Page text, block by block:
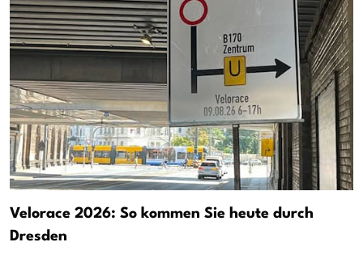
Velorace 2026: So kommen Sie heute durch
Dresden